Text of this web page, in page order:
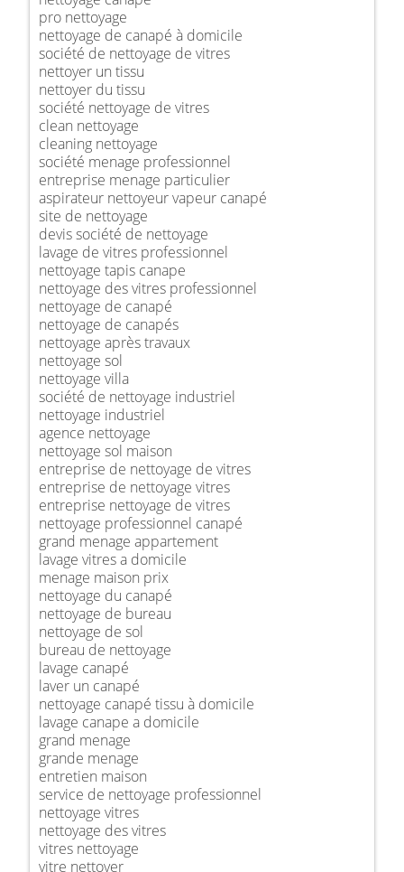
pro nettoyage
nettoyage de canapé à domicile
société de nettoyage de vitres
nettoyer un tissu
nettoyer du tissu
société nettoyage de vitres
clean nettoyage
cleaning nettoyage
société menage professionnel
entreprise menage particulier
aspirateur nettoyeur vapeur canapé
site de nettoyage
devis société de nettoyage
lavage de vitres professionnel
nettoyage tapis canape
nettoyage des vitres professionnel
nettoyage de canapé
nettoyage de canapés
nettoyage après travaux
nettoyage sol
nettoyage villa
société de nettoyage industriel
nettoyage industriel
agence nettoyage
nettoyage sol maison
entreprise de nettoyage de vitres
entreprise de nettoyage vitres
entreprise nettoyage de vitres
nettoyage professionnel canapé
grand menage appartement
lavage vitres a domicile
menage maison prix
nettoyage du canapé
nettoyage de bureau
nettoyage de sol
bureau de nettoyage
lavage canapé
laver un canapé
nettoyage canapé tissu à domicile
lavage canape a domicile
grand menage
grande menage
entretien maison
service de nettoyage professionnel
nettoyage vitres
nettoyage des vitres
vitres nettoyage
vitre nettoyer